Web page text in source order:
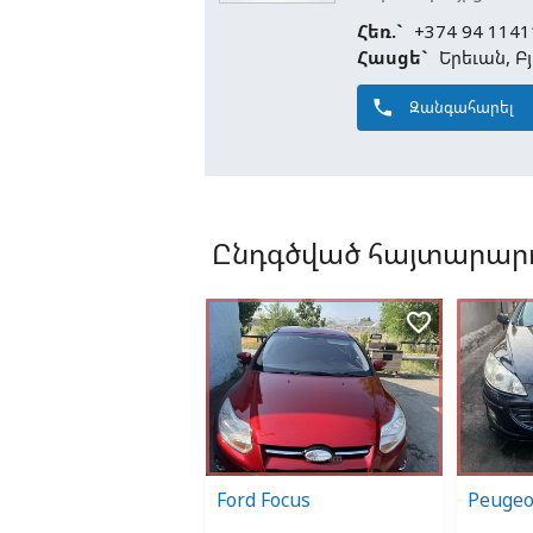
Հեռ.` +374 94
Հասցե` Երեւան,
phone Զանգահարել
Ընդգծված
Ford Focus
favorite_border